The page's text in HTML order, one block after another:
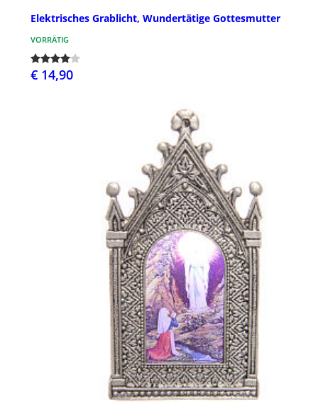
Elektrisches Grablicht, Wundertätige Gottesmutter
VORRÄTIG
€ 14,90